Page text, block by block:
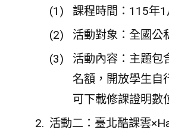
課程時間：115年
活動對象：全國公
活動內容：主題包
名額，開放學生自
可下載修課證明數
活動二：臺北酷課雲